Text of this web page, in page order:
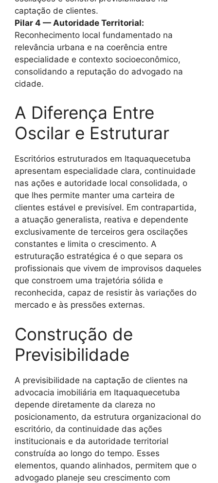
captação de clientes.
Pilar 4 — Autoridade Territorial:
Reconhecimento local fundamentado na
relevância urbana e na coerência entre
especialidade e contexto socioeconômico,
consolidando a reputação do advogado na
cidade.
A Diferença Entre
Oscilar e Estruturar
Escritórios estruturados em Itaquaquecetuba
apresentam especialidade clara, continuidade
nas ações e autoridade local consolidada, o
que lhes permite manter uma carteira de
clientes estável e previsível. Em contrapartida,
a atuação generalista, reativa e dependente
exclusivamente de terceiros gera oscilações
constantes e limita o crescimento. A
estruturação estratégica é o que separa os
profissionais que vivem de improvisos daqueles
que constroem uma trajetória sólida e
reconhecida, capaz de resistir às variações do
mercado e às pressões externas.
Construção de
Previsibilidade
A previsibilidade na captação de clientes na
advocacia imobiliária em Itaquaquecetuba
depende diretamente da clareza no
posicionamento, da estrutura organizacional do
escritório, da continuidade das ações
institucionais e da autoridade territorial
construída ao longo do tempo. Esses
elementos, quando alinhados, permitem que o
advogado planeje seu crescimento com